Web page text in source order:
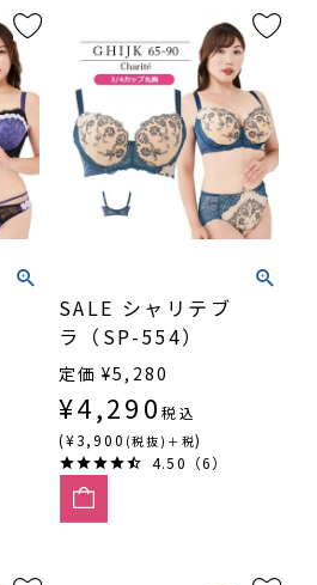
SALE シャリテブ
ラ（SP-554）
定価 ¥5,280
¥4,290 税込
(¥3,900 (税抜)＋税)
4.50（6）